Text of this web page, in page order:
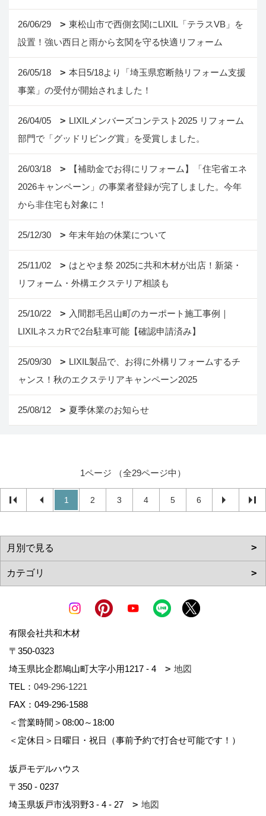
26/06/29
東松山市で西側玄関にLIXIL「テラスVB」を
設置！強い西日と雨から玄関を守る快適リフォーム
26/05/18
本日5/18より「埼玉県窓断熱リフォーム支援
事業」の受付が開始されました！
26/04/05
LIXILメンバーズコンテスト2025 リフォーム
部門で「グッドリビング賞」を受賞しました。
26/03/18
【補助金でお得にリフォーム】「住宅省エネ
2026キャンペーン」の事業者登録が完了しました。今年
から非住宅も対象に！
25/12/30 年末年始の休業について
25/11/02
はとやま祭 2025に共和木材が出店！新築・
リフォーム・外構エクステリア相談も
25/10/22
入間郡毛呂山町のカーポート施工事例｜
LIXILネスカRで2台駐車可能【確認申請済み】
25/09/30
LIXIL製品で、お得に外構リフォームするチ
ャンス！秋のエクステリアキャンペーン2025
25/08/12 夏季休業のお知らせ
1ページ （全29ページ中）
1 2 3 4 5 6
有限会社共和木材
〒350-0323
埼玉県比企郡鳩山町大字小用1217 - 4
地図
TEL： 049-296-1221
FAX：049-296-1588
＜営業時間＞08:00～18:00
＜定休日＞日曜日・祝日（事前予約で打合せ可能です！）
坂戸モデルハウス
〒350 - 0237
埼玉県坂戸市浅羽野3 - 4 - 27
地図